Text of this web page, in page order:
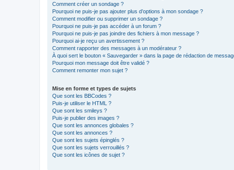
Comment créer un sondage ?
Pourquoi ne puis-je pas ajouter plus d’options à mon sondage ?
Comment modifier ou supprimer un sondage ?
Pourquoi ne puis-je pas accéder à un forum ?
Pourquoi ne puis-je pas joindre des fichiers à mon message ?
Pourquoi ai-je reçu un avertissement ?
Comment rapporter des messages à un modérateur ?
À quoi sert le bouton « Sauvegarder » dans la page de rédaction de
Pourquoi mon message doit être validé ?
Comment remonter mon sujet ?
Mise en forme et types de sujets
Que sont les BBCodes ?
Puis-je utiliser le HTML ?
Que sont les smileys ?
Puis-je publier des images ?
Que sont les annonces globales ?
Que sont les annonces ?
Que sont les sujets épinglés ?
Que sont les sujets verrouillés ?
Que sont les icônes de sujet ?